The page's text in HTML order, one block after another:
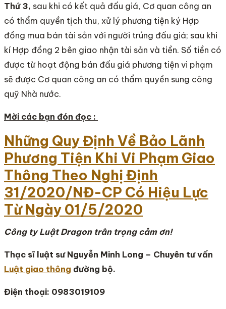
Thứ 3, sau khi có kết quả đấu giá, Cơ quan công an
có thẩm quyền tịch thu, xử lý phương tiện ký Hợp
đồng mua bán tài sản với người trúng đấu giá; sau khi
kí Hợp đồng 2 bên giao nhận tài sản và tiền. Số tiền có
được từ hoạt động bán đấu giá phương tiện vi phạm
sẽ được Cơ quan công an có thẩm quyền sung công
quỹ Nhà nước.
Mời các bạn đón đọc :
Những Quy Định Về Bảo Lãnh
Phương Tiện Khi Vi Phạm Giao
Thông Theo Nghị Định
31/2020/NĐ-CP Có Hiệu Lực
Từ Ngày 01/5/2020
Công ty Luật Dragon trân trọng cảm ơn!
Thạc sĩ luật sư Nguyễn Minh Long – Chuyên tư vấn
Luật giao thông đường bộ.
Điện thoại: 0983019109